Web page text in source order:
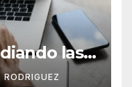
las